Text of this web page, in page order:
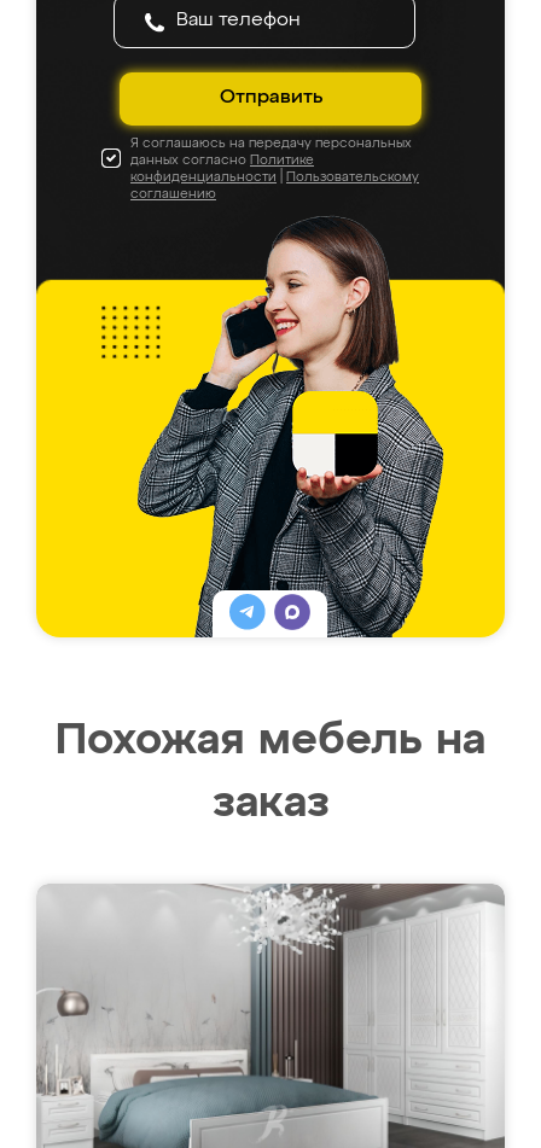
Отправить
Я соглашаюсь на передачу персональных
данных согласно Политике
конфиденциальности
Пользовательскому
соглашению
Похожая мебель на
заказ